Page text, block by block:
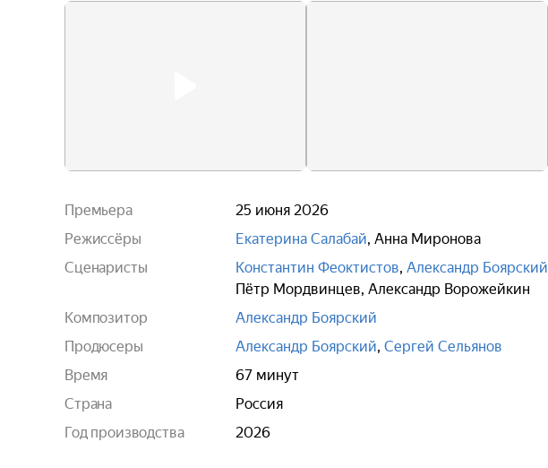
Премьера
25 июня 2026
Режиссёры
Екатерина Салабай, Анна Миронова
Сценаристы
Константин Феоктистов, Александр Боярский
Пётр Мордвинцев, Александр Ворожейкин
Композитор
Александр Боярский
Продюсеры
Александр Боярский, Сергей Сельянов
Время
67 минут
Страна
Россия
Год производства
2026